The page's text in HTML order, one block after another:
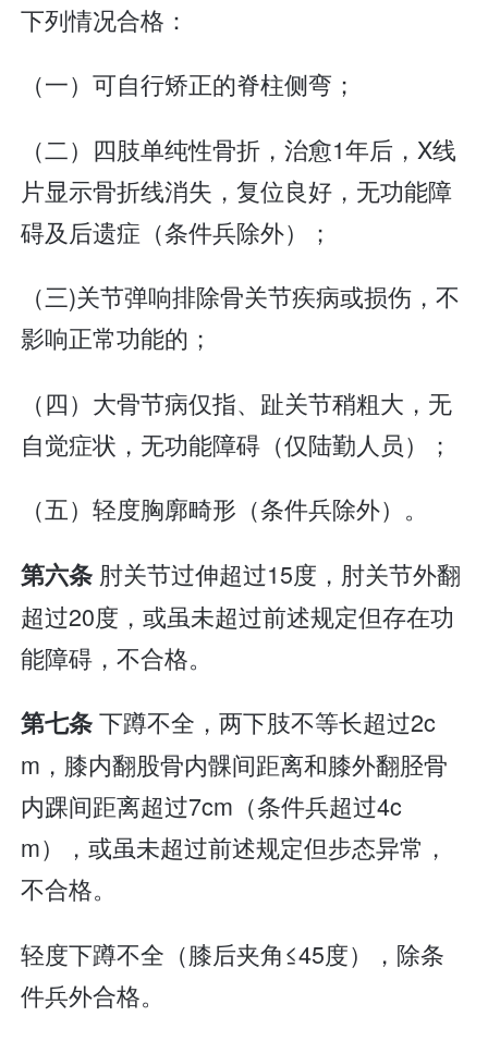
下列情况合格：
（一）可自行矫正的脊柱侧弯；
（二）四肢单纯性骨折，治愈1年后，X线
片显示骨折线消失，复位良好，无功能障
碍及后遗症（条件兵除外）；
（三)关节弹响排除骨关节疾病或损伤，不
影响正常功能的；
（四）大骨节病仅指、趾关节稍粗大，无
自觉症状，无功能障碍（仅陆勤人员）；
（五）轻度胸廓畸形（条件兵除外）。
第六条 肘关节过伸超过15度，肘关节外翻
超过20度，或虽未超过前述规定但存在功
能障碍，不合格。
第七条下蹲不全，两下肢不等长超过2c
m，膝内翻股骨内髁间距离和膝外翻胫骨
内踝间距离超过7cm（条件兵超过4c
m），或虽未超过前述规定但步态异常，
不合格。
轻度下蹲不全（膝后夹角≤45度），除条
件兵外合格。